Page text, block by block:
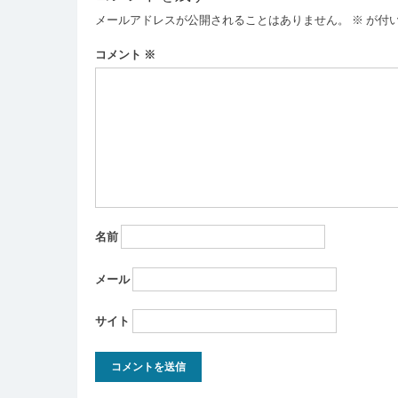
ゲ
ー
シ
メールアドレスが公開されることはありません。 ※ が付
コメント ※
名前
メール
サイト